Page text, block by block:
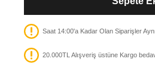
Saat 14:00'a Kadar Olan Siparişler
20.000TL Alışveriş üstüne Kargo